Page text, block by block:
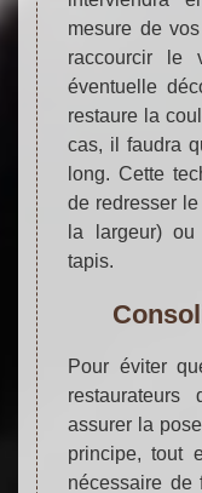
mesure de
raccourcir le
éventuelle
restaure la
cas, il faudra
long. Cette
de redresser
la largeur) ou
tapis.
Pour éviter
assurer la
principe, tout
nécessaire de